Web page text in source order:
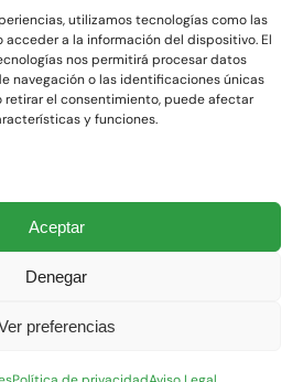
utilizamos tecnologías como las
a la información del dispositivo. El
nos permitirá procesar datos
navegación o las identificaciones únicas
retirar el consentimiento, puede afectar
y funciones.
Aceptar
Denegar
preferencias
2023 - Clínica Díaz Caparrós